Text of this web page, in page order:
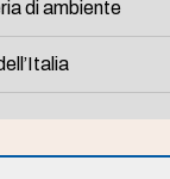
di ambiente